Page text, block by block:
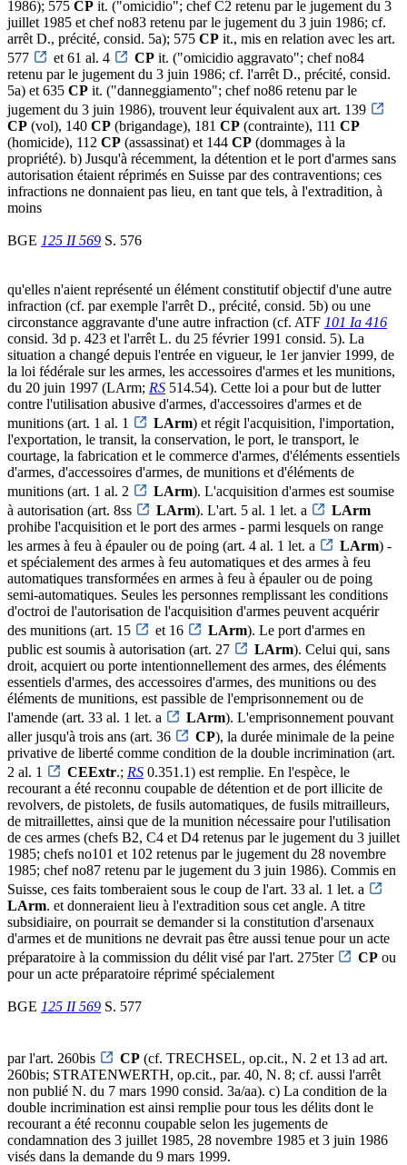
1986); 575 CP it. ("omicidio"; chef C2 retenu par le jugement du 3
juillet 1985 et chef no83 retenu par le jugement du 3 juin 1986; cf.
arrêt D., précité, consid. 5a); 575 CP it., mis en relation avec les art.
577
et 61 al. 4 CP it. ("omicidio aggravato"; chef no84
retenu par le jugement du 3 juin 1986; cf. l'arrêt D., précité, consid.
5a) et 635 CP it. ("danneggiamento"; chef no86 retenu par le
jugement du 3 juin 1986), trouvent leur équivalent aux art. 139
CP (vol), 140 CP (brigandage), 181 CP (contrainte), 111 CP
(homicide), 112 CP (assassinat) et 144 CP (dommages à la
propriété). b) Jusqu'à récemment, la détention et le port d'armes sans
autorisation étaient réprimés en Suisse par des contraventions; ces
infractions ne donnaient pas lieu, en tant que tels, à l'extradition, à
moins
BGE 125 II 569 S. 576
qu'elles n'aient représenté un élément constitutif objectif d'une autre
infraction (cf. par exemple l'arrêt D., précité, consid. 5b) ou une
circonstance aggravante d'une autre infraction (cf. ATF 101 Ia 416
consid. 3d p. 423 et l'arrêt L. du 25 février 1991 consid. 5). La
situation a changé depuis l'entrée en vigueur, le 1er janvier 1999, de
la loi fédérale sur les armes, les accessoires d'armes et les munitions,
du 20 juin 1997 (LArm; RS 514.54). Cette loi a pour but de lutter
contre l'utilisation abusive d'armes, d'accessoires d'armes et de
munitions (art. 1 al. 1
LArm) et régit l'acquisition, l'importation,
l'exportation, le transit, la conservation, le port, le transport, le
courtage, la fabrication et le commerce d'armes, d'éléments essentiels
d'armes, d'accessoires d'armes, de munitions et d'éléments de
munitions (art. 1 al. 2
LArm). L'acquisition d'armes est soumise
à autorisation (art. 8ss
LArm). L'art. 5 al. 1 let. a
LArm
prohibe l'acquisition et le port des armes - parmi lesquels on range
les armes à feu à épauler ou de poing (art. 4 al. 1 let. a
LArm) -
et spécialement des armes à feu automatiques et des armes à feu
automatiques transformées en armes à feu à épauler ou de poing
semi-automatiques. Seules les personnes remplissant les conditions
d'octroi de l'autorisation de l'acquisition d'armes peuvent acquérir
des munitions (art. 15
et 16 LArm). Le port d'armes en
public est soumis à autorisation (art. 27
LArm). Celui qui, sans
droit, acquiert ou porte intentionnellement des armes, des éléments
essentiels d'armes, des accessoires d'armes, des munitions ou des
éléments de munitions, est passible de l'emprisonnement ou de
l'amende (art. 33 al. 1 let. a
LArm). L'emprisonnement pouvant
aller jusqu'à trois ans (art. 36
CP), la durée minimale de la peine
privative de liberté comme condition de la double incrimination (art.
2 al. 1
CEExtr.; RS 0.351.1) est remplie. En l'espèce, le
recourant a été reconnu coupable de détention et de port illicite de
revolvers, de pistolets, de fusils automatiques, de fusils mitrailleurs,
de mitraillettes, ainsi que de la munition nécessaire pour l'utilisation
de ces armes (chefs B2, C4 et D4 retenus par le jugement du 3 juillet
1985; chefs no101 et 102 retenus par le jugement du 28 novembre
1985; chef no87 retenu par le jugement du 3 juin 1986). Commis en
Suisse, ces faits tomberaient sous le coup de l'art. 33 al. 1 let. a
LArm. et donneraient lieu à l'extradition sous cet angle. A titre
subsidiaire, on pourrait se demander si la constitution d'arsenaux
d'armes et de munitions ne devrait pas être aussi tenue pour un acte
préparatoire à la commission du délit visé par l'art. 275ter
CP ou
pour un acte préparatoire réprimé spécialement
BGE 125 II 569 S. 577
par l'art. 260bis CP (cf. TRECHSEL, op.cit., N. 2 et 13 ad art.
260bis; STRATENWERTH, op.cit., par. 40, N. 8; cf. aussi l'arrêt
non publié N. du 7 mars 1990 consid. 3a/aa). c) La condition de la
double incrimination est ainsi remplie pour tous les délits dont le
recourant a été reconnu coupable selon les jugements de
condamnation des 3 juillet 1985, 28 novembre 1985 et 3 juin 1986
visés dans la demande du 9 mars 1999.